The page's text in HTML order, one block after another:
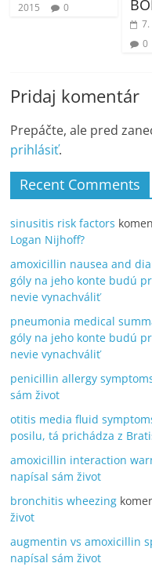
2015
0
7.
0
Pridaj komentár
Prepáčte, ale pred
prihlásiť.
Recent Comments
sinusitis risk factors
Logan Nijhoff?
amoxicillin nausea and
góly na jeho konte budú
nevie vynachváliť
pneumonia medical
góly na jeho konte budú
nevie vynachváliť
penicillin allergy
sám život
otitis media fluid
posilu, tá prichádza z
amoxicillin interaction
napísal sám život
bronchitis wheezing
život
augmentin vs amoxicillin
napísal sám život